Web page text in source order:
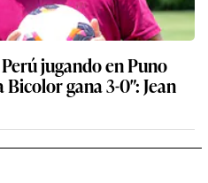
jugando en Puno
gana 3-0″: Jean